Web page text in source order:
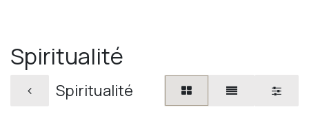
Spiritualité
Spiritualité